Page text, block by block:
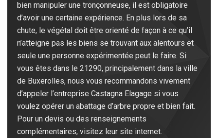
bien manipuler une tronçonneuse, il est obligatoire
d’avoir une certaine expérience. En plus lors de sa
chute, le végétal doit être orienté de façon à ce qu’il
n’atteigne pas les biens se trouvant aux alentours et
seule une personne expérimentée peut le faire. Si
vous êtes dans le 21290, principalement dans la ville
de Buxerolles, nous vous recommandons vivement
d’appeler l’entreprise Castagna Elagage si vous
voulez opérer un abattage d’arbre propre et bien fait.
Pour un devis ou des renseignements
complémentaires, visitez leur site internet.